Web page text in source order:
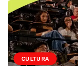
CULTURA